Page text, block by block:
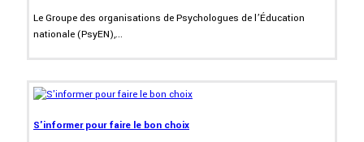
Le Groupe des organisations de Psychologues de l’Éducation
nationale (PsyEN),...
S'informer pour faire le bon choix